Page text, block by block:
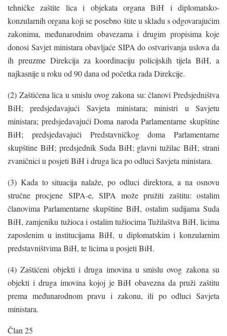
tehničke zaštite lica i objekata organa BiH i diplomatsko-
konzularnih organa koji se posebno štite u skladu s odgovarajućim
zakonima, međunarodnim obavezama i drugim propisima koje
donosi Savjet ministara obavljaće SIPA do ostvarivanja uslova da
ih preuzme Direkcija za koordinaciju policijskih tijela BiH, a
najkasnije u roku od 90 dana od početka rada Direkcije.
(2) Zaštićena lica u smislu ovog zakona su: članovi Predsjedništva
BiH; predsjedavajući Savjeta ministara; ministri u Savjetu
ministara; predsjedavajući Doma naroda Parlamentarne skupštine
BiH; predsjedavajući Predstavničkog doma Parlamentarne
skupštine BiH; predsjednik Suda BiH; glavni tužilac BiH; strani
zvaničnici u posjeti BiH i druga lica po odluci Savjeta ministara.
(3) Kada to situacija nalaže, po odluci direktora, a na osnovu
stručne procjene SIPA-e, SIPA može pružiti zaštitu: ostalim
članovima Parlamentarne skupštine BiH, ostalim sudijama Suda
BiH, zamjeniku tužioca i ostalim tužiocima Tužilaštva BiH, licima
zaposlenim u institucijama BiH, u diplomatskim i konzularnim
predstavništvima BiH, te licima u posjeti BiH.
(4) Zaštićeni objekti i druga imovina u smislu ovog zakona su
objekti i druga imovina kojoj je BiH obavezna da pruži zaštitu
prema međunarodnom pravu i zakonu, ili po odluci Savjeta
ministara.
Član 25